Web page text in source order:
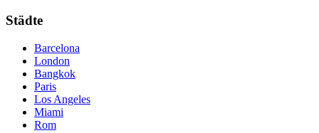
Städte
Barcelona
London
Bangkok
Paris
Los Angeles
Miami
Rom